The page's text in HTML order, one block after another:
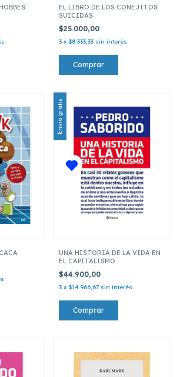
EL LIBRO DE LOS CONEJITOS
SUICIDAS
$25.000,00
3 x $8.333,33 sin interés
Envío gratis
UNA HISTORIA DE LA VIDA EN
EL CAPITALISMO
$44.900,00
3 x $14.966,67 sin interés